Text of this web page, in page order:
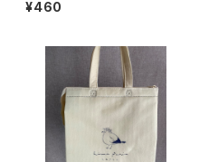
¥460